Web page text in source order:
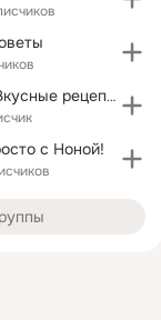
Простые и Вкусные рецепты
c Ноной!